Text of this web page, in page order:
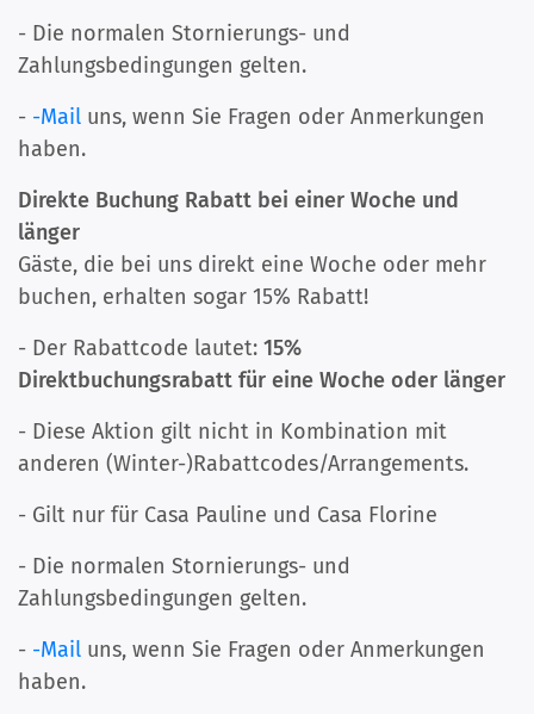
- Die normalen Stornierungs- und
Zahlungsbedingungen gelten.
- -Mail uns, wenn Sie Fragen oder Anmerkungen
haben.
Direkte Buchung Rabatt bei einer Woche und
länger
Gäste, die bei uns direkt eine Woche oder mehr
buchen, erhalten sogar 15% Rabatt!
- Der Rabattcode lautet: 15%
Direktbuchungsrabatt für eine Woche oder länger
- Diese Aktion gilt nicht in Kombination mit
anderen (Winter-)Rabattcodes/Arrangements.
- Gilt nur für Casa Pauline und Casa Florine
- Die normalen Stornierungs- und
Zahlungsbedingungen gelten.
- -Mail uns, wenn Sie Fragen oder Anmerkungen
haben.